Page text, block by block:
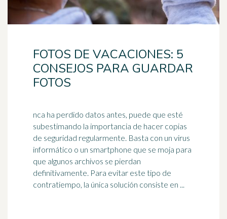
FOTOS DE VACACIONES: 5
CONSEJOS PARA GUARDAR
FOTOS
nca ha perdido datos antes, puede que esté
subestimando la importancia de hacer copias
de seguridad regularmente. Basta con un virus
informático o un smartphone que se moja para
que algunos archivos se pierdan
definitivamente. Para evitar este tipo de
contratiempo, la única solución consiste en ...